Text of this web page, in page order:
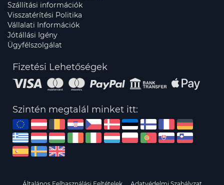
Szállítási információk
Visszatérítési Politika
Vállalati Információk
Jótállási Igény
Ügyfélszolgálat
Fizetési Lehetőségek
Szintén megtalál minket itt: